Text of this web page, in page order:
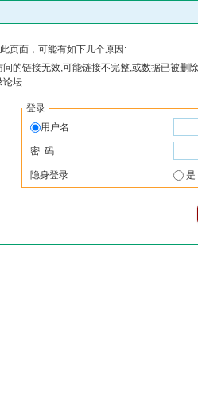
页面，可能有如下几个原因:
的链接无效,可能链接不完整,或数据已被删
论坛
登录
用户名
密 码
隐身登录